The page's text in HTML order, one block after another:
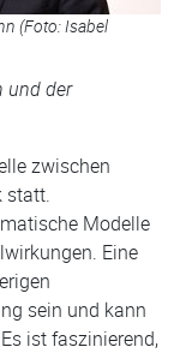
(Foto: Isabel
und der
zwischen
statt.
Modelle
Eine
sein und kann
ist faszinierend,